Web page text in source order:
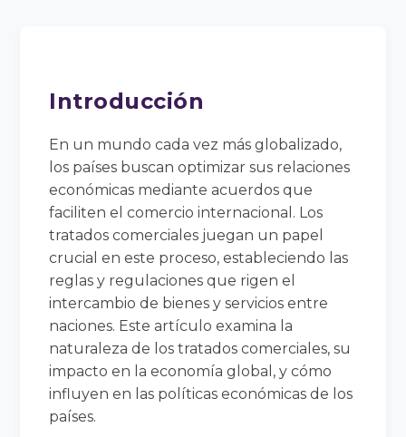
Introducción
En un mundo cada vez más globalizado,
los países buscan optimizar sus relaciones
económicas mediante acuerdos que
faciliten el comercio internacional. Los
tratados comerciales juegan un papel
crucial en este proceso, estableciendo las
reglas y regulaciones que rigen el
intercambio de bienes y servicios entre
naciones. Este artículo examina la
naturaleza de los tratados comerciales, su
impacto en la economía global, y cómo
influyen en las políticas económicas de los
países.